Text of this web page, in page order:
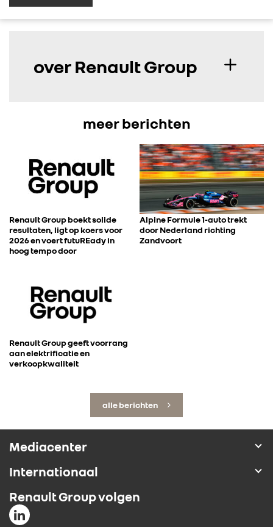
over Renault Group
meer berichten
Renault Group boekt solide
resultaten, ligt op koers voor
2026 en voert futuREady in
hoog tempo door
Alpine Formule 1-auto trekt
door Nederland richting
Zandvoort
Renault Group geeft voorrang
aan elektrificatie en
verkoopkwaliteit
alle berichten
Mediacenter
Internationaal
Renault Group volgen